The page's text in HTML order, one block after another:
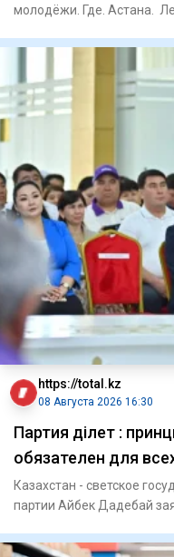
молодёжи. Где. Астана.
https://total.kz
08 Августа 2026 16:30
Партия Әділет :
обязателен для
Казахстан - светское
партии Айбек Дадебай